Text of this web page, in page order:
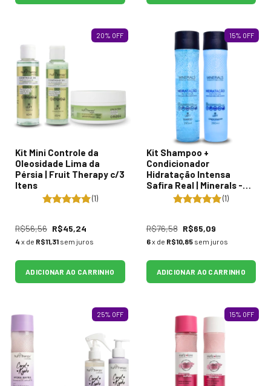
20% OFF
Kit Mini Controle da
Oleosidade Lima da
Pérsia | Fruit Therapy c/3
Itens
(1)
R$56,56 R$45,24
4 x de R$11,31 sem juros
ADICIONAR AO CARRINHO
15% OFF
Kit Shampoo +
Condicionador
Hidratação Intensa
Safira Real | Minerals -
2x290mL
(1)
R$76,58 R$65,09
6x de R$10,85 sem juros
ADICIONAR AO CARRINHO
25% OFF 15% OFF